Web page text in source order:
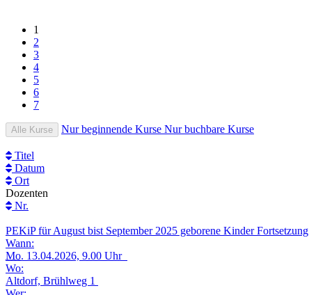
1
2
3
4
5
6
7
Alle Kurse Nur beginnende Kurse Nur buchbare Kurse
Titel
Datum
Ort
Dozenten
Nr.
PEKiP für August bist September 2025 geborene Kinder Fortsetzung
Wann:
Mo. 13.04.2026, 9.00 Uhr
Wo:
Altdorf, Brühlweg 1